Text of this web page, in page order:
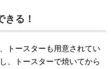
きる！
トースターも用意されてい
、トースターで焼いてから